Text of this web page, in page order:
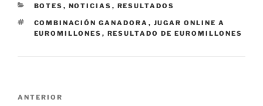
CATEGORÍAS
BOTES , NOTICIAS , RESULTADOS
ETIQUETAS
COMBINACIÓN GANADORA , JUGAR ONLINE A
EUROMILLONES , RESULTADO DE EUROMILLONES
Navegación
Entrada
ANTERIOR